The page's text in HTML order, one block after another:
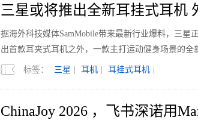
三星或将推出全新耳挂式耳机
据海外科技媒体SamMobile带来最新行业爆料，三星
出首款耳夹式耳机之外，一款主打运动健身场景的全
标签： 三星 耳机 耳挂式耳机
ChinaJoy 2026 ，飞书深诺用